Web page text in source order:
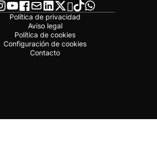
Política de privacidad
Aviso legal
Política de cookies
Configuración de cookies
Contacto